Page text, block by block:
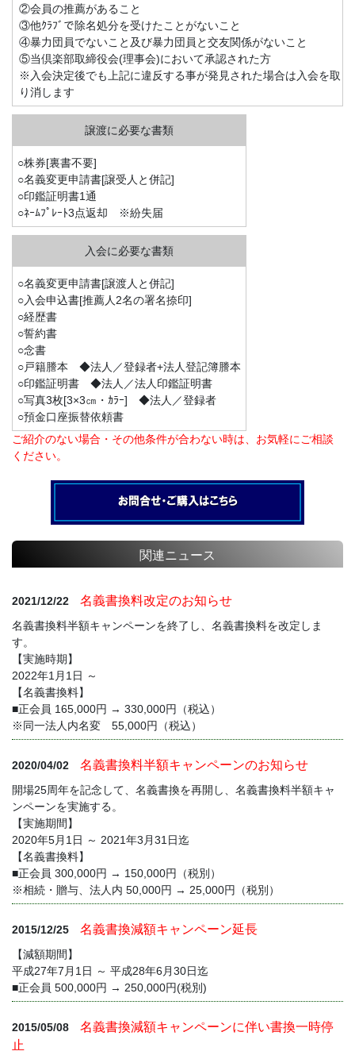
②会員の推薦があること
③他ｸﾗﾌﾞで除名処分を受けたことがないこと
④暴力団員でないこと及び暴力団員と交友関係がないこと
⑤当倶楽部取締役会(理事会)において承認された方
※入会決定後でも上記に違反する事が発見された場合は入会を取
り消します
○株券[裏書不要]
○名義変更申請書[譲受人と併記]
○印鑑証明書1通
○ﾈｰﾑﾌﾟﾚｰﾄ3点返却 ※紛失届
○名義変更申請書[譲渡人と併記]
○入会申込書[推薦人2名の署名捺印]
○経歴書
○誓約書
○念書
○戸籍謄本 ◆法人／登録者+法人登記簿謄本
○印鑑証明書 ◆法人／法人印鑑証明書
○写真3枚[3×3㎝・ｶﾗｰ] ◆法人／登録者
○預金口座振替依頼書
ご紹介のない場合・その他条件が合わない時は、お気軽にご相談
ください。
関連ニュース
2021/12/22 名義書換料改定のお知らせ
名義書換料半額キャンペーンを終了し、名義書換料を改定しま
す。
【実施時期】
2022年1月1日 ～
【名義書換料】
■正会員 165,000円 → 330,000円（税込）
※同一法人内名変 55,000円（税込）
2020/04/02 名義書換料半額キャンペーンのお知らせ
開場25周年を記念して、名義書換を再開し、名義書換料半額キャ
ンペーンを実施する。
【実施期間】
2020年5月1日 ～ 2021年3月31日迄
【名義書換料】
■正会員 300,000円 → 150,000円（税別）
※相続・贈与、法人内 50,000円 → 25,000円（税別）
2015/12/25 名義書換減額キャンペーン延長
【減額期間】
平成27年7月1日 ～ 平成28年6月30日迄
■正会員 500,000円 → 250,000円(税別)
2015/05/08 名義書換減額キャンペーンに伴い書換一時停
止